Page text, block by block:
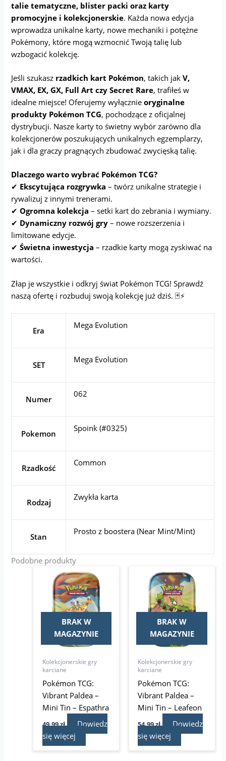
talie tematyczne, blister packi oraz karty
promocyjne i kolekcjonerskie. Każda nowa edycja
wprowadza unikalne karty, nowe mechaniki i potężne
Pokémony, które mogą wzmocnić Twoją talię lub
wzbogacić kolekcję.
Jeśli szukasz rzadkich kart Pokémon, takich jakV,
VMAX, EX, GX, Full Art czy Secret Rare, trafiłeś w
idealne miejsce! Oferujemy wyłącznieoryginalne
produkty Pokémon TCG, pochodzące z oficjalnej
dystrybucji. Nasze karty to świetny wybór zarówno dla
kolekcjonerów poszukujących unikalnych egzemplarzy,
jak i dla graczy pragnących zbudować zwycięską talię.
Dlaczego warto wybrać Pokémon TCG?
✔ Ekscytująca rozgrywka – twórz unikalne strategie i
rywalizuj z innymi trenerami.
✔Ogromna kolekcja – setki kart do zebrania i wymiany.
✔ Dynamiczny rozwój gry – nowe rozszerzenia i
limitowane edycje.
✔Świetna inwestycja – rzadkie karty mogą zyskiwać na
wartości.
Złap je wszystkie i odkryj świat Pokémon TCG! Sprawdź
naszą ofertę i rozbuduj swoją kolekcję już dziś. 🃏⚡
Era
Mega Evolution
SET
Mega Evolution
Numer
062
Pokemon
Spoink (#0325)
Rzadkość
Common
Rodzaj
Zwykła karta
Stan
Prosto z boostera (Near Mint/Mint)
Podobne produkty
BRAK W
MAGAZYNIE
Kolekcjonerskie gry
karciane
Pokémon TCG:
Vibrant Paldea –
Mini Tin – Espathra
49,99zł
Dowiedz
się więcej
BRAK W
MAGAZYNIE
Kolekcjonerskie gry
karciane
Pokémon TCG:
Vibrant Paldea –
Mini Tin – Leafeon
54,99zł
Dowiedz
się więcej